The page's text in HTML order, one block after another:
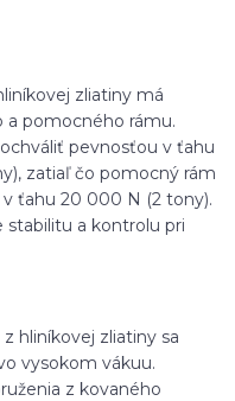
zliatiny má
a pomocného rámu.
pevnosťou v ťahu
zatiaľ čo pomocný rám
ťahu 20 000 N (2 tony).
stabilitu a kontrolu pri
hliníkovej zliatiny sa
vysokom vákuu.
z kovaného